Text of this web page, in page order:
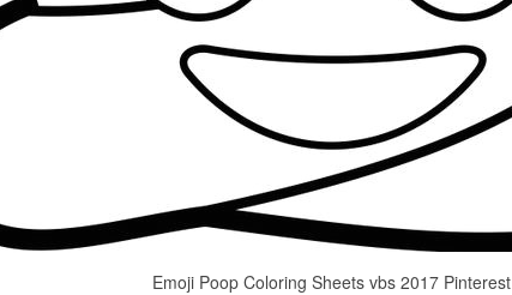
Emoji Poop Coloring Sheets vbs 2017 Pinterest